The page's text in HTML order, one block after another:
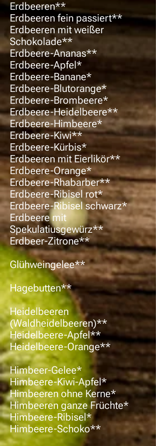
Erdbeeren**
Erdbeeren fein passiert**
Erdbeeren mit weißer
Schokolade**
Erdbeere-Ananas**
Erdbeere-Apfel*
Erdbeere-Banane*
Erdbeere-Blutorange*
Erdbeere-Brombeere*
Erdbeere-Heidelbeere**
Erdbeere-Himbeere*
Erdbeere-Kiwi**
Erdbeere-Kürbis*
Erdbeeren mit Eierlikör**
Erdbeere-Orange*
Erdbeere-Rhabarber**
Erdbeere-Ribisel rot*
Erdbeere-Ribisel schwarz*
Erdbeere mit
Spekulatiusgewürz**
Erdbeer-Zitrone**
Glühweingelee**
Hagebutten**
Heidelbeeren
(Waldheidelbeeren)**
Heidelbeere-Apfel**
Heidelbeere-Orange**
Himbeer-Gelee*
Himbeere-Kiwi-Apfel*
Himbeeren ohne Kerne*
Himbeeren ganze Früchte*
Himbeere-Ribisel*
Himbeere-Schoko**